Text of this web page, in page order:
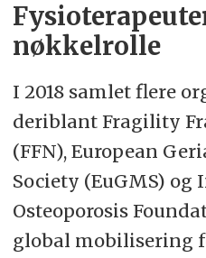
nøkkelrolle
I 2018 samlet flere
deriblant Fragility
(FFN), European
Society (EuGMS)
Osteoporosis
global mobilisering